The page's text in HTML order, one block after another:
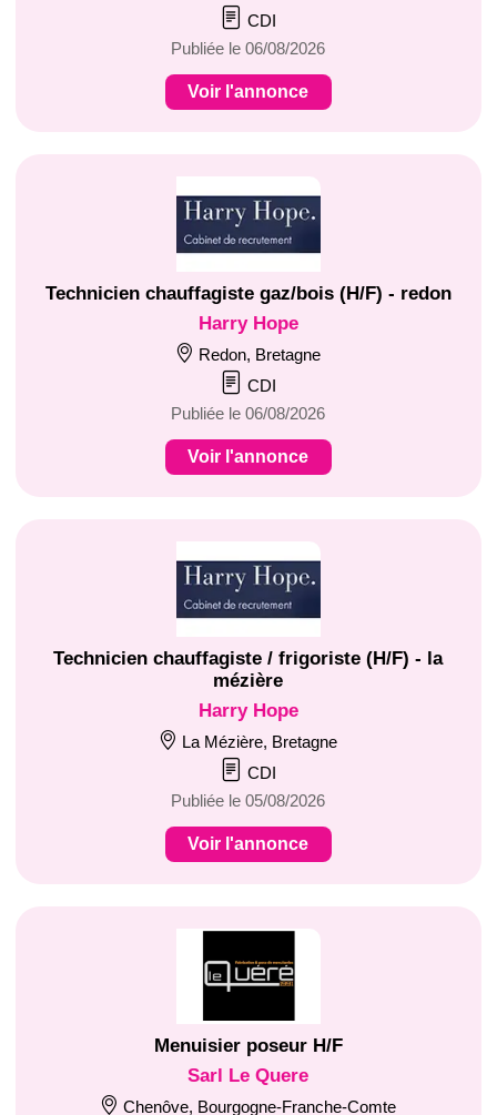
CDI
Publiée le 06/08/2026
Voir l'annonce
Technicien chauffagiste gaz/bois (H/F) - redon
Harry Hope
Redon, Bretagne
CDI
Publiée le 06/08/2026
Voir l'annonce
Technicien chauffagiste / frigoriste (H/F) - la
mézière
Harry Hope
La Mézière, Bretagne
CDI
Publiée le 05/08/2026
Voir l'annonce
Menuisier poseur H/F
Sarl Le Quere
Chenôve, Bourgogne-Franche-Comte